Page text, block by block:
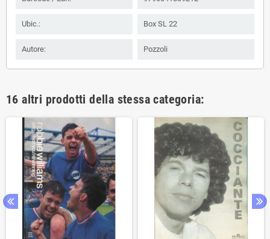
Ubic.: Box SL 22
Autore: Pozzoli
16 altri prodotti della stessa categoria: